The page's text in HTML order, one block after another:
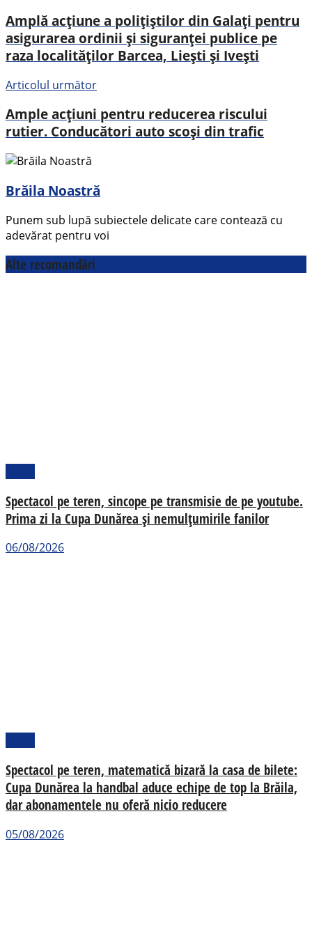
Amplă acțiune a polițiștilor din Galați pentru
asigurarea ordinii și siguranței publice pe
raza localităților Barcea, Liești și Ivești
Articolul următor
Ample acțiuni pentru reducerea riscului
rutier. Conducători auto scoși din trafic
Brăila Noastră
Punem sub lupă subiectele delicate care contează cu
adevărat pentru voi
Alte recomandări
Spectacol pe teren, sincope pe transmisie de pe youtube.
Prima zi la Cupa Dunărea și nemulțumirile fanilor
06/08/2026
Spectacol pe teren, matematică bizară la casa de bilete:
Cupa Dunărea la handbal aduce echipe de top la Brăila,
dar abonamentele nu oferă nicio reducere
05/08/2026